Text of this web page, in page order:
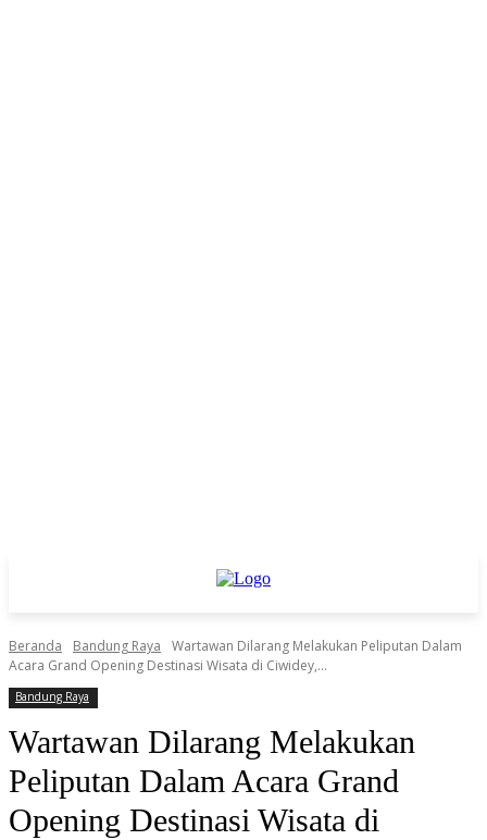
Beranda Bandung Raya
Wartawan Dilarang Melakukan Peliputan Dalam
Acara Grand Opening Destinasi Wisata di Ciwidey,...
Bandung Raya
Wartawan Dilarang Melakukan
Peliputan Dalam Acara Grand
Opening Destinasi Wisata di